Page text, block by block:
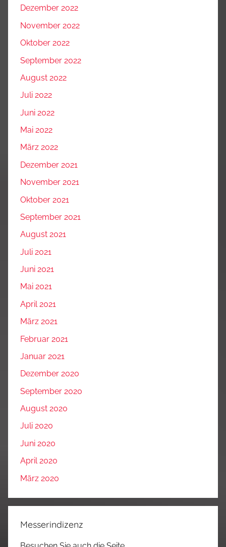
Dezember 2022
November 2022
Oktober 2022
September 2022
August 2022
Juli 2022
Juni 2022
Mai 2022
März 2022
Dezember 2021
November 2021
Oktober 2021
September 2021
August 2021
Juli 2021
Juni 2021
Mai 2021
April 2021
März 2021
Februar 2021
Januar 2021
Dezember 2020
September 2020
August 2020
Juli 2020
Juni 2020
April 2020
März 2020
Messerindizenz